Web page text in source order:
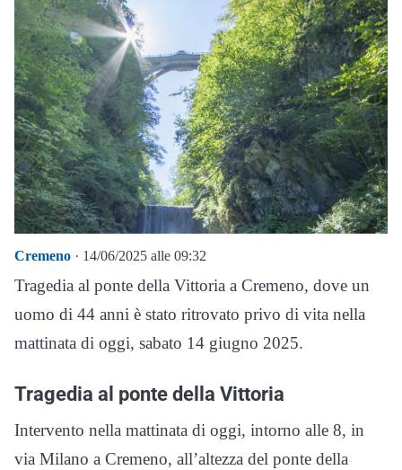
Cremeno · 14/06/2025 alle 09:32
Tragedia al ponte della Vittoria a Cremeno, dove un
uomo di 44 anni è stato ritrovato privo di vita nella
mattinata di oggi, sabato 14 giugno 2025.
Tragedia al ponte della Vittoria
Intervento nella mattinata di oggi, intorno alle 8, in
via Milano a Cremeno, all’altezza del ponte della